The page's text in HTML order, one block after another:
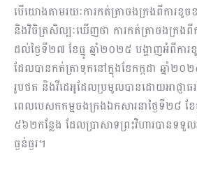
បើយោងតាមរយៈការកត់ត្រាចងក្រងពីការខូ
និងវិចិត្រសិល្បៈឃើញថា ការកត់ត្រាចងក្រងពី
ដល់ថ្ងៃទី២៧ ខែធ្នូ ឆ្នាំ២០២៥ បង្ហាញអំពីការ
ដែលបានកត់ត្រាទុកនៅក្នុងខែកក្កដា ឆ្នាំ២
រូបថត និងវីដេអូដែលប្រមូលបានដោយអាជ្ញាធ
ពេលបេសកកម្មចងក្រងឯកសារនាថ្ងៃទី២៨ ខ
៥៦២កន្លែង ដែលប្រាសាទព្រះវិហារបានទ
ធ្ងន់ធ្ងរ។